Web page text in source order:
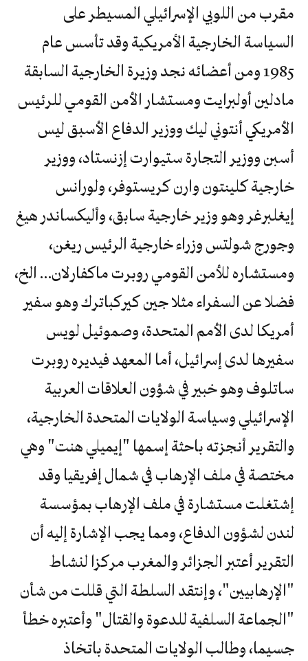
مقرب من اللوبي الإسرائيلي المسيطر على
السياسة الخارجية الأمريكية وقد تأسس عام
1985 ومن أعضائه نجد وزيرة الخارجية السابقة
مادلين أولبرايت ومستشار الأمن القومي للرئيس
الأمريكي أنتوني ليك ووزير الدفاع الأسبق ليس
أسبن ووزير التجارة ستيوارت إزنستاد، ووزير
خارجية كلينتون وارن كريستوفر، ولورانس
إيغلبرغر وهو وزير خارجية سابق، وأليكساندر هيغ
وجورج شولتس وزراء خارجية الرئيس ريغن،
ومستشاره للأمن القومي روبرت ماكفارلان… الخ،
فضلا عن السفراء مثلا جين كيركباترك وهو سفير
أمريكا لدى الأمم المتحدة، وصموئيل لويس
سفيرها لدى إسرائيل، أما المعهد فيديره روبرت
ساتلوف وهو خبير في شؤون العلاقات العربية
الإسرائيلي وسياسة الولايات المتحدة الخارجية،
والتقرير أنجزته باحثة إسمها "إيميلي هنت" وهي
مختصة في ملف الإرهاب في شمال إفريقيا وقد
إشتغلت مستشارة في ملف الإرهاب بمؤسسة
لندن لشؤون الدفاع، ومما يجب الإشارة إليه أن
التقرير أعتبر الجزائر والمغرب مركزا لنشاط
"الإرهابيين"، وإنتقد السلطة التي قللت من شأن
"الجماعة السلفية للدعوة والقتال" وأعتبره خطأ
جسيما، وطالب الولايات المتحدة باتخاذ